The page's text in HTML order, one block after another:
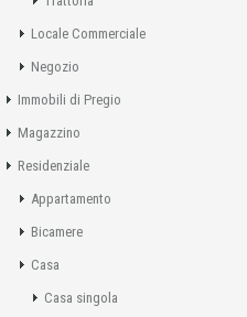
Locale Commerciale
Negozio
Immobili di Pregio
Magazzino
Residenziale
Appartamento
Bicamere
Casa
Casa singola